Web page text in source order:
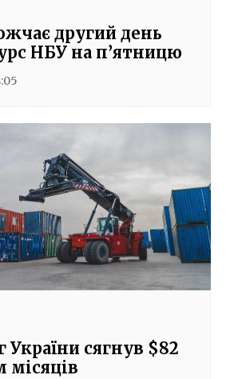
другий день
НБУ на п’ятницю
України сягнув $82
місяців